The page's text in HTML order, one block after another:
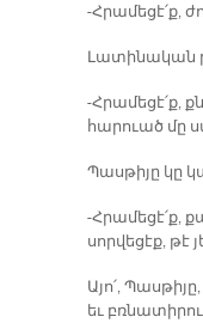
-Հրամեցէ՛ք,
Լատինական
-Հրամեցէ՛ք,
հարուած մը
Պասթիյը կը
-Հրամեցէ՛ք,
սորվեցէք, թէ
Այո՛,
եւ